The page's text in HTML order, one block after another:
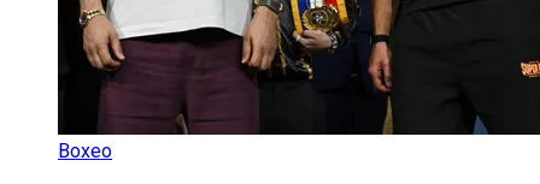
Boxeo